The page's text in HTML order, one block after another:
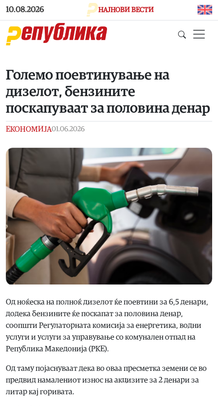
Skip to main content
10.08.2026 НАЈНОВИ ВЕСТИ
Големо поевтинување на
дизелот, бензините
поскапуваат за половина денар
ЕКОНОМИЈА01.06.2026
Од ноќеска на полноќ дизелот ќе поевтини за 6,5 денари,
додека бензините ќе поскапат за половина денар,
соопшти Регулаторната комисија за енергетика, водни
услуги и услуги за управување со комунален отпад на
Република Македонија (РКЕ).
Од таму појаснуваат дека во оваа пресметка земени се во
предвид намалениот износ на акцизите за 2 денари за
литар кај горивата.